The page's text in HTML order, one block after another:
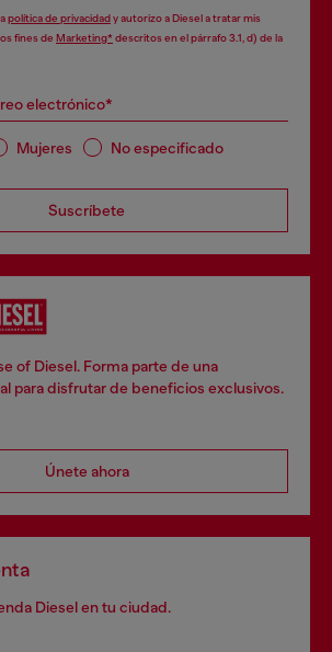
política de privacidady autorizo a Diesel a tratar mis
fines de Marketing*descritos en el párrafo 3.1, d) de la
electrónico*
Mujeres No especificado
Suscríbete
of Diesel. Forma parte de una
para disfrutar de beneficios exclusivos.
Únete ahora
Diesel en tu ciudad.